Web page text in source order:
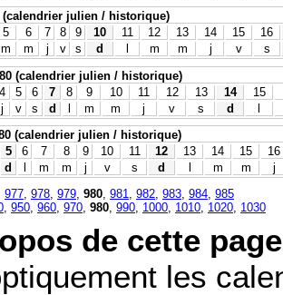
(calendrier julien / historique)
5 6 7 8 9 10 11 12 13 14 15
16
m m j v s d m m j v
s
(calendrier julien / historique)
4 5 6 7 8 9 10 11 12 13 14 15
j v s d l m m j v s d
l
(calendrier julien / historique)
5 6 7 8 9 10 11 12 13 14 15
16
d l m m j v s d l m m
j
977 978 979 980 981 982 983 984 985
950 960 970 980 990 1000 1010 1020 1030
de cette page
les